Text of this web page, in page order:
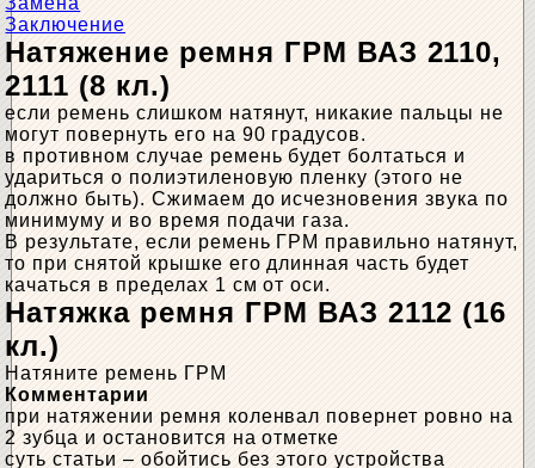
Заключение
Натяжение ремня ГРМ ВАЗ 2110,
2111 (8 кл.)
если ремень слишком натянут, никакие пальцы не
могут повернуть его на 90 градусов.
в противном случае ремень будет болтаться и
удариться о полиэтиленовую пленку (этого не
должно быть). Сжимаем до исчезновения звука по
минимуму и во время подачи газа.
В результате, если ремень ГРМ правильно натянут,
то при снятой крышке его длинная часть будет
качаться в пределах 1 см от оси.
Натяжка ремня ГРМ ВАЗ 2112 (16
кл.)
Натяните ремень ГРМ
Комментарии
при натяжении ремня коленвал повернет ровно на
2 зубца и остановится на отметке
суть статьи – обойтись без этого устройства